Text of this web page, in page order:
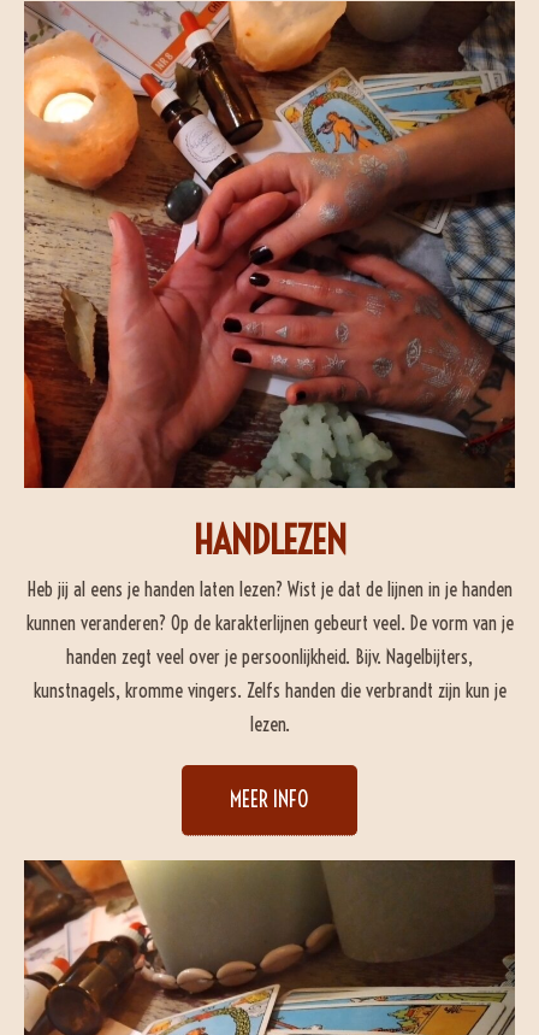
HANDLEZEN
Heb jij al eens je handen laten lezen? Wist je dat de lijnen in je handen
kunnen veranderen? Op de karakterlijnen gebeurt veel. De vorm van je
handen zegt veel over je persoonlijkheid. Bijv. Nagelbijters,
kunstnagels, kromme vingers. Zelfs handen die verbrandt zijn kun je
lezen.
MEER INFO